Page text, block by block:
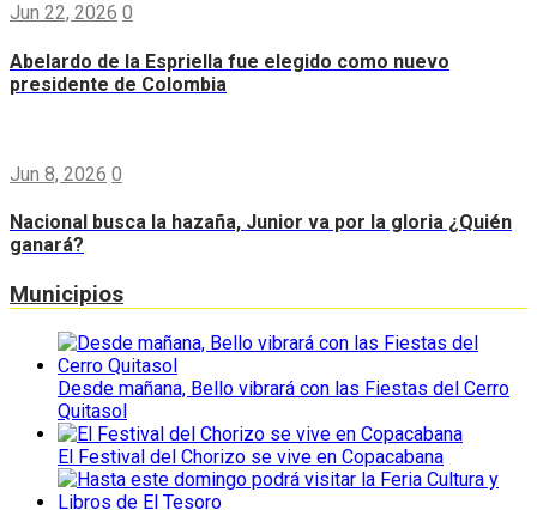
Jun 22, 2026 0
Abelardo de la Espriella fue elegido como nuevo
presidente de Colombia
Jun 8, 2026 0
Nacional busca la hazaña, Junior va por la gloria ¿Quién
ganará?
Municipios
Desde mañana, Bello vibrará con las Fiestas del Cerro
Quitasol
El Festival del Chorizo se vive en Copacabana